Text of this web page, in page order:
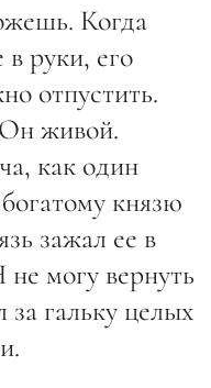
Когда
руки, его
отпустить.
живой.
как один
князю
зажал ее в
не могу вернуть
за гальку целых